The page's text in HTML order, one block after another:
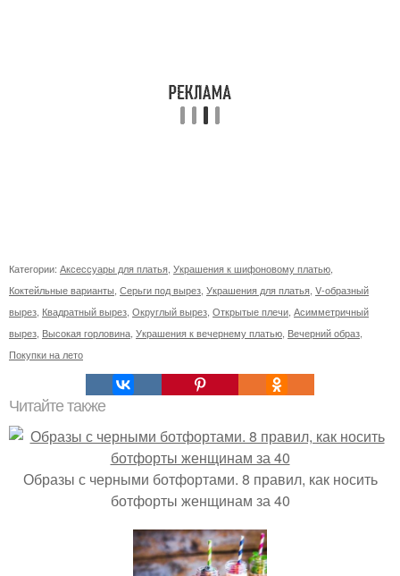
Категории: Аксессуары для платья Украшения к шифоновому платью
Коктейльные варианты Серьги под вырез Украшения для платья V-образный
вырез Квадратный вырез Округлый вырез Открытые плечи Асимметричный
вырез Высокая горловина Украшения к вечернему платью Вечерний образ
Покупки на лето
Читайте также
Образы с черными ботфортами. 8 правил, как носить
ботфорты женщинам за 40